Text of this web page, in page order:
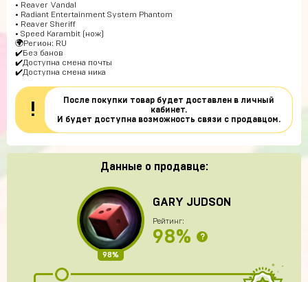
• Reaver Vandal
• Radiant Entertainment System Phantom
• Reaver Sheriff
• Speed Karambit (нож)
🌍Регион: RU
✔️Без банов
✔️Доступна смена почты
✔️Доступна смена ника
!
После покупки товар будет доставлен в личный
кабинет.
И будет доступна возможность связи с продавцом.
Данные о продавце:
98%
GARY JUDSON
Рейтинг:
98% ?